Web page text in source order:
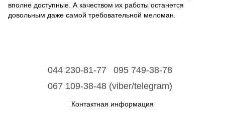
вполне доступные. А качеством их работы останется
довольным даже самой требовательной меломан.
044 230-81-77
095 749-38-78
067 109-38-48 (viber/telegram)
Контактная информация